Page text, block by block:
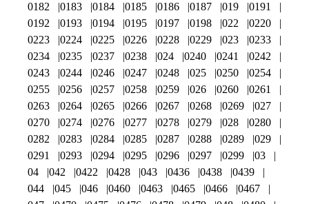
0182
0183 0184 0185 0186 0187 019
0191
0192
0193 0194 0195 0197 0198 022
0220
0223
0224 0225 0226 0228 0229 023
0233
0234
0235 0237 0238 024 0240 0241
0242
0243
0244 0246 0247 0248 025 0250
0254
0255
0256 0257 0258 0259 026 0260
0261
0263
0264 0265 0266 0267 0268 0269
027
0270
0274 0276 0277 0278 0279 028
0280
0282
0283 0284 0285 0287 0288 0289
029
0291
0293 0294 0295 0296 0297 0299
03
04
042 0422 0428 043 0436 0438
0439
044
045 046 0460 0463 0465 0466
0467